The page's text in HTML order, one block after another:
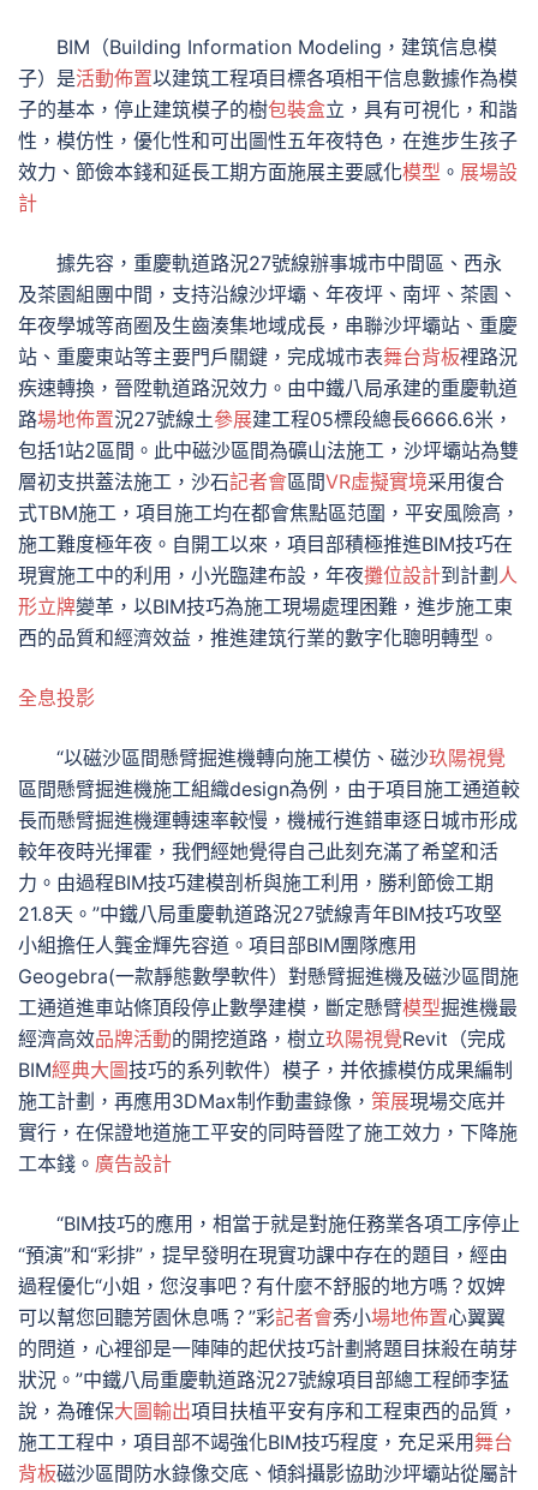
BIM（Building Information Modeling，建筑信息模
子）是活動佈置以建筑工程項目標各項相干信息數據作為模
子的基本，停止建筑模子的樹包裝盒立，具有可視化，和諧
性，模仿性，優化性和可出圖性五年夜特色，在進步生孩子
效力、節儉本錢和延長工期方面施展主要感化模型 。 展場設
計
據先容，重慶軌道路況27號線辦事城市中間區、西永
及茶園組團中間，支持沿線沙坪壩、年夜坪、南坪、茶園、
年夜學城等商圈及生齒湊集地域成長，串聯沙坪壩站、重慶
站、重慶東站等主要門戶關鍵，完成城市表舞台背板裡路況
疾速轉換，晉陞軌道路況效力。由中鐵八局承建的重慶軌道
路場地佈置況27號線土參展建工程05標段總長6666.6米，
包括1站2區間。此中磁沙區間為礦山法施工，沙坪壩站為雙
層初支拱蓋法施工，沙石記者會區間VR虛擬實境采用復合
式TBM施工，項目施工均在都會焦點區范圍，平安風險高，
施工難度極年夜。自開工以來，項目部積極推進BIM技巧在
現實施工中的利用，小光臨建布設，年夜攤位設計到計劃 人
形立牌變革，以BIM技巧為施工現場處理困難，進步施工東
西的品質和經濟效益，推進建筑行業的數字化聰明轉型。
全息投影
“以磁沙區間懸臂掘進機轉向施工模仿、磁沙玖陽視覺
區間懸臂掘進機施工組織design為例，由于項目施工通道較
長而懸臂掘進機運轉速率較慢，機械行進錯車逐日城市形成
較年夜時光揮霍，我們經她覺得自己此刻充滿了希望和活
力。由過程BIM技巧建模剖析與施工利用，勝利節儉工期
21.8天。”中鐵八局重慶軌道路況27號線青年BIM技巧攻堅
小組擔任人龔金輝先容道。項目部BIM團隊應用
Geogebra(一款靜態數學軟件）對懸臂掘進機及磁沙區間施
工通道進車站條頂段停止數學建模，斷定懸臂模型掘進機最
經濟高效品牌活動的開挖道路，樹立玖陽視覺Revit（完成
BIM經典大圖技巧的系列軟件）模子，并依據模仿成果編制
施工計劃，再應用3DMax制作動畫錄像， 策展現場交底并
實行，在保證地道施工平安的同時晉陞了施工效力，下降施
工本錢。 廣告設計
“BIM技巧的應用，相當于就是對施任務業各項工序停止
“預演”和“彩排”，提早發明在現實功課中存在的題目，經由
過程優化“小姐，您沒事吧？有什麼不舒服的地方嗎？奴婢
可以幫您回聽芳園休息嗎？”彩記者會秀小場地佈置心翼翼
的問道，心裡卻是一陣陣的起伏技巧計劃將題目抹殺在萌芽
狀況。”中鐵八局重慶軌道路況27號線項目部總工程師李猛
說，為確保大圖輸出項目扶植平安有序和工程東西的品質，
施工工程中，項目部不竭強化BIM技巧程度，充足采用舞台
背板磁沙區間防水錄像交底、傾斜攝影協助沙坪壩站從屬計